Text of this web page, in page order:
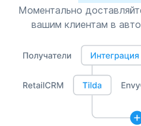
Моментально
вашим клиентам в